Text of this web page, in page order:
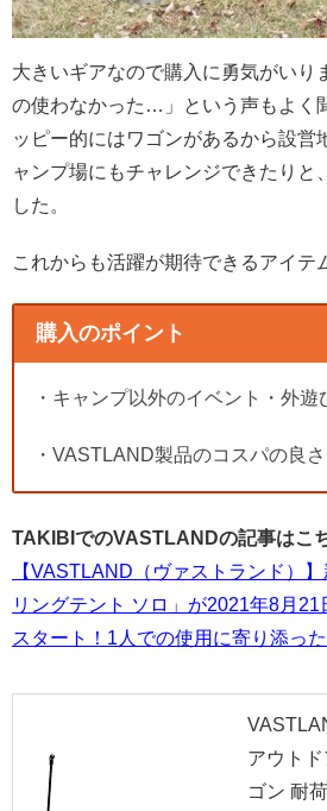
大きいギアなので購入に勇気がいり
の使わなかった…」という声もよく
ッピー的にはワゴンがあるから設営
ャンプ場にもチャレンジできたりと
した。
これからも活躍が期待できるアイテ
購入のポイント
・キャンプ以外のイベント・外遊
・VASTLAND製品のコスパの良さ
TAKIBIでのVASTLANDの記事はこ
【VASTLAND（ヴァストランド）
リングテント ソロ」が2021年8月
スタート！1人での使用に寄り添っ
アウト
ゴン 耐